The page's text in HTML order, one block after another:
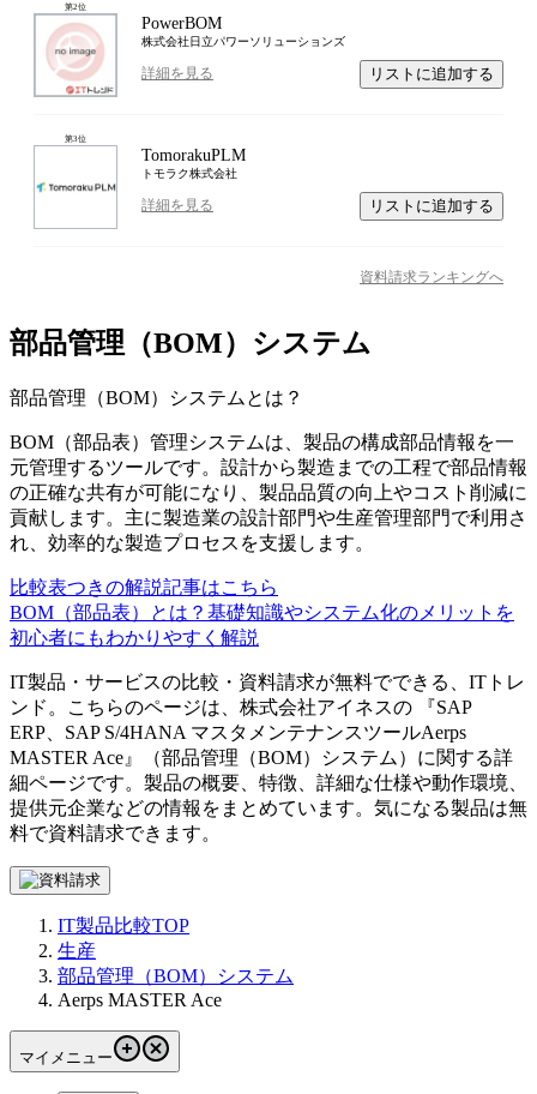
第2位
PowerBOM
株式会社日立パワーソリューションズ
詳細を見る リストに追加する
第3位
TomorakuPLM
トモラク株式会社
詳細を見る リストに追加する
資料請求ランキングへ
部品管理（BOM）システム
部品管理（BOM）システム とは？
BOM（部品表）管理システムは、製品の構成部品情報を一
元管理するツールです。設計から製造までの工程で部品情報
の正確な共有が可能になり、製品品質の向上やコスト削減に
貢献します。主に製造業の設計部門や生産管理部門で利用さ
れ、効率的な製造プロセスを支援します。
比較表つきの解説記事はこちら
BOM（部品表）とは？基礎知識やシステム化のメリットを
初心者にもわかりやすく解説
IT製品・サービスの比較・資料請求が無料でできる、ITトレ
ンド。こちらのページは、 株式会社アイネスの 『SAP
ERP、SAP S/4HANA マスタメンテナンスツールAerps
MASTER Ace 』（部品管理（BOM）システム ）に関する詳
細ページです。製品の概要、特徴、詳細な仕様や動作環境、
提供元企業などの情報をまとめています。気になる製品は無
料で資料請求できます。
IT製品比較TOP
生産
部品管理（BOM）システム
Aerps MASTER Ace
マイメニュー